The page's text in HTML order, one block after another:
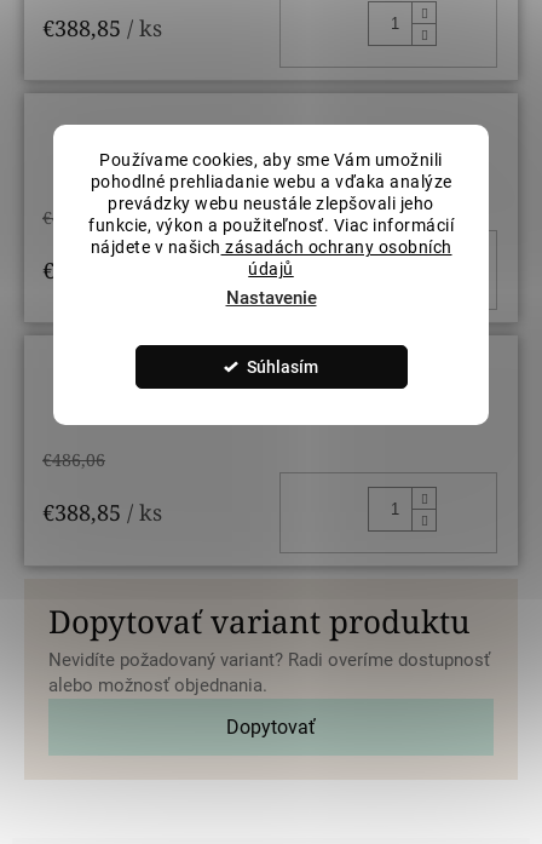
Používame cookies, aby sme Vám umožnili
pohodlné prehliadanie webu a vďaka analýze
prevádzky webu neustále zlepšovali jeho
funkcie, výkon a použiteľnosť. Viac informácií
nájdete v našich zásadách ochrany osobních
údajů
Nastavenie
Súhlasím
€388,85 / ks
Veľkosť prsteňov: 58
€486,06
€388,85
Veľkosť prsteňov: 60
€486,06
€388,85 / ks
Dopytovať variant produktu
Nevidíte požadovaný variant? Radi overíme dostupnosť
alebo možnosť objednania.
Dopytovať